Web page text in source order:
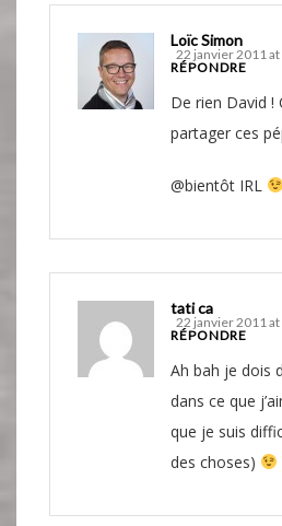
Loïc Simon
22 janvier 2011 at
RÉPONDRE
De rien David !
partager ces
@bientôt IRL
tati ca
22 janvier 2011 at
RÉPONDRE
Ah bah je dois
dans ce que
que je suis
des choses)